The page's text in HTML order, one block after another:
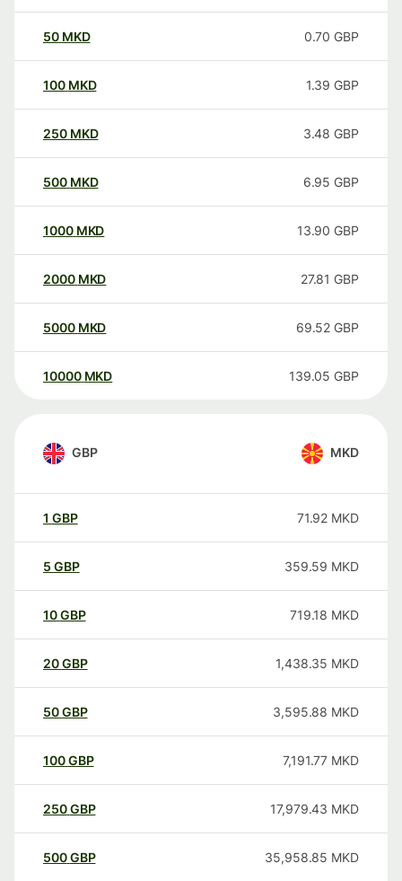
50 MKD 0.70 GBP
100 MKD 1.39 GBP
250 MKD 3.48 GBP
500 MKD 6.95 GBP
1000 MKD 13.90 GBP
2000 MKD 27.81 GBP
5000 MKD 69.52 GBP
10000 MKD 139.05 GBP
GBP MKD
1 GBP 71.92 MKD
5 GBP 359.59 MKD
10GBP 719.18 MKD
20GBP 1,438.35 MKD
50GBP 3,595.88 MKD
100GBP 7,191.77 MKD
250GBP 17,979.43 MKD
500GBP 35,958.85 MKD